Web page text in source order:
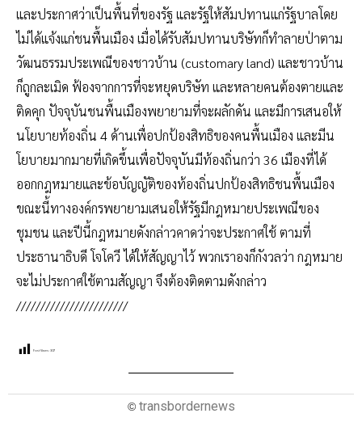
และประกาศว่าเป็นพื้นที่ของรัฐ และรัฐให้สัมปทานแก่รัฐบาลโดย
ไม่ได้แจ้งแก่ชนพื้นเมือง เมื่อได้รับสัมปทานบริษัทก็ทำลายป่าตาม
วัฒนธรรมประเพณีของชาวบ้าน (customary land) และชาวบ้าน
ก็ถูกละเมิด ฟ้องจากการที่จะหยุดบริษัท และหลายคนต้องตายและ
ติดคุก ปัจจุบันชนพื้นเมืองพยายามที่จะผลักดัน และมีการเสนอให้
นโยบายท้องถิ่น 4 ด้านเพื่อปกป้องสิทธิของคนพื้นเมือง และมีน
โยบายมากมายที่เกิดขึ้นเพื่อปัจจุบันมีท้องถิ่นกว่า 36 เมืองที่ได้
ออกกฎหมายและข้อบัญญัติของท้องถิ่นปกป้องสิทธิชนพื้นเมือง
ขณะนี้ทางองค์กรพยายามเสนอให้รัฐมีกฎหมายประเพณีของ
ชุมชน และปีนี้กฎหมายดังกล่าวคาดว่าจะประกาศใช้ ตามที่
ประธานาธิบดี โจโควี ได้ให้สัญญาไว้ พวกเราองก็กังวลว่า กฎหมาย
จะไม่ประกาศใช้ตามสัญญา จึงต้องติดตามดังกล่าว
///////////////////////
Post Views: 307
© transbordernews